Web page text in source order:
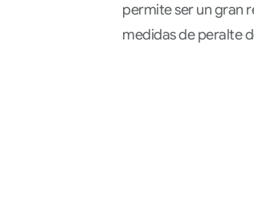
permite ser un gran
medidas de peralte